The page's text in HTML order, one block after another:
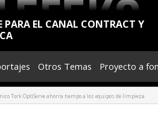
PARA EL CANAL CONTRACT Y
Otros Temas Proyecto a
Tork OptiServe ahorra tiempo a los equipos de limpieza